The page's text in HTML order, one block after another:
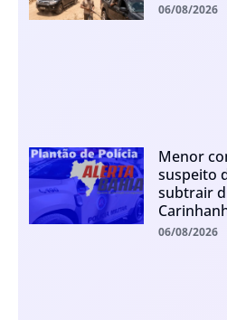
06/08/2026
Menor
suspeito
subtrair
06/08/2026